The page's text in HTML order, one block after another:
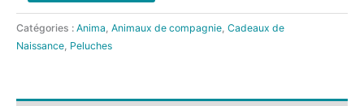
Catégories : Anima Animaux de compagnie Cadeaux de
Naissance Peluches